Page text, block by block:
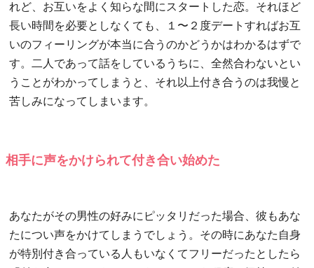
れど、お互いをよく知らな間にスタートした恋。それほど
長い時間を必要としなくても、１〜２度デートすればお互
いのフィーリングが本当に合うのかどうかはわかるはずで
す。二人であって話をしているうちに、全然合わないとい
うことがわかってしまうと、それ以上付き合うのは我慢と
苦しみになってしまいます。
相手に声をかけられて付き合い始めた
あなたがその男性の好みにピッタリだった場合、彼もあな
たについ声をかけてしまうでしょう。その時にあなた自身
が特別付き合っている人もいなくてフリーだったとしたら